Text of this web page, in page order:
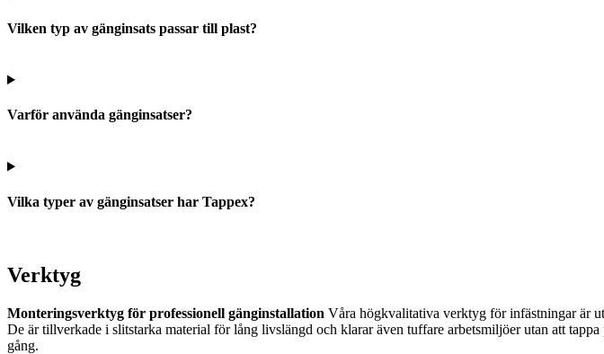
Vilken typ av gänginsats passar till plast?
Varför använda gänginsatser?
Vilka typer av gänginsatser har Tappex?
Verktyg
Monteringsverktyg för professionell gänginstallation Våra högkvalitativa verktyg för infästningar är
De är tillverkade i slitstarka material för lång livslängd och klarar även tuffare arbetsmiljöer utan att
gång.